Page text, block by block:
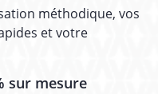
méthodique, vos
et votre
sur mesure